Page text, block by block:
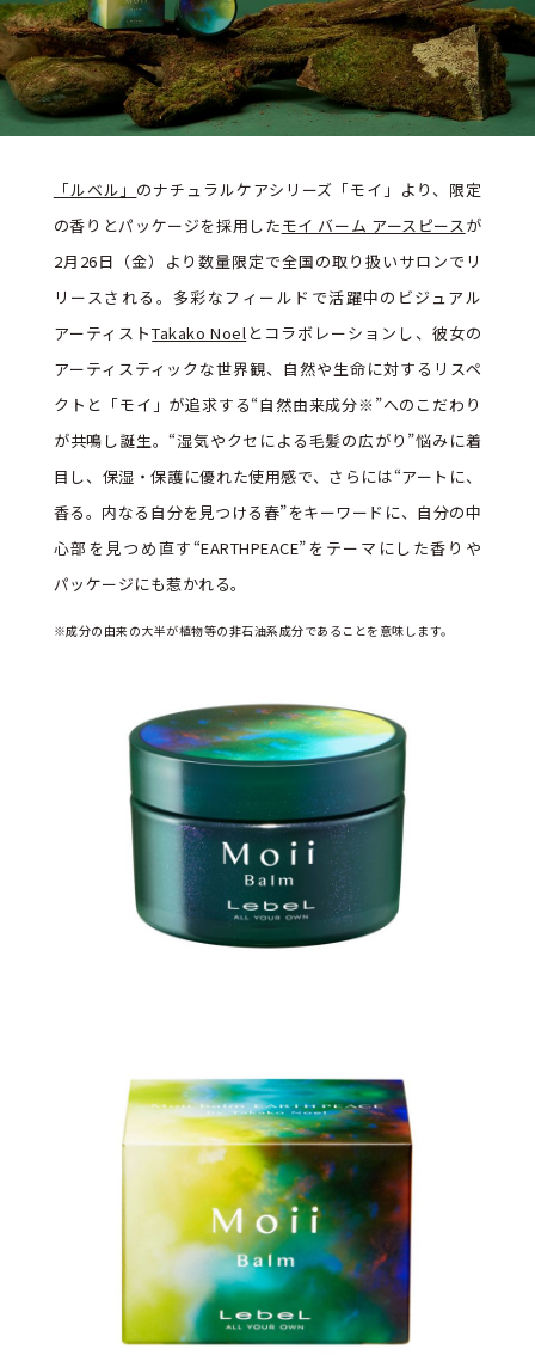
「ルベル」 のナチュラルケアシリーズ「モイ」より、限定
の香りとパッケージを採用したモイ バーム アースピースが
2月26日（金）より数量限定で全国の取り扱いサロンでリ
リースされる。多彩なフィールドで活躍中のビジュアル
アーティストTakako Noel とコラボレーションし、彼女の
アーティスティックな世界観、自然や生命に対するリスペ
クトと「モイ」が追求する“自然由来成分※ ”へのこだわり
が共鳴し誕生。“湿気やクセによる毛髪の広がり”悩みに着
目し、保湿・保護に優れた使用感で、さらには“アートに、
香る。内なる自分を見つける春”をキーワードに、自分の中
心部を見つめ直す“EARTHPEACE”をテーマにした香りや
パッケージにも惹かれる。
※成分の由来の大半が植物等の非石油系成分であることを意味します。